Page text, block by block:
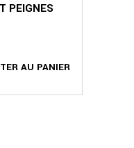
AU PANIER
PEIGNES